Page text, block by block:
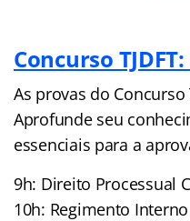
Concurso
As provas do Concurso
Aprofunde seu
essenciais para a
9h: Direito Processual
10h: Regimento Interno